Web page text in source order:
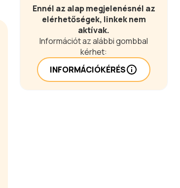
Ennél az alap megjelenésnél az
elérhetőségek, linkek nem
aktívak.
Információt az alábbi gombbal
kérhet:
INFORMÁCIÓKÉRÉS